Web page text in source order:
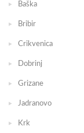
Baška
Bribir
Crikvenica
Dobrinj
Grizane
Jadranovo
Krk